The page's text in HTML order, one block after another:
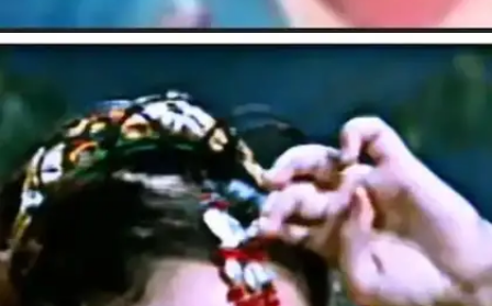
​​दिल की कलम से (Dil Ki Kalam Se)​​
इस गाने ने धूम मचा दी थी।